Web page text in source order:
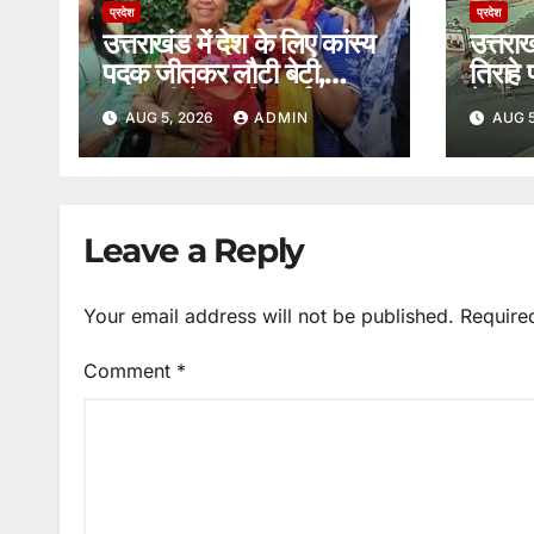
प्रदेश
उत्तराखंड में देश के लिए कांस्य
पदक जीतकर लौटी बेटी,
राजधानी में उन्नति शर्मा का
हुआ भव्य स्वागत।
AUG 5, 2026 ADMIN
प्रदेश
के
शराब
गलत।
AUG
Leave a Reply
Your email address will not be published.
Comment *